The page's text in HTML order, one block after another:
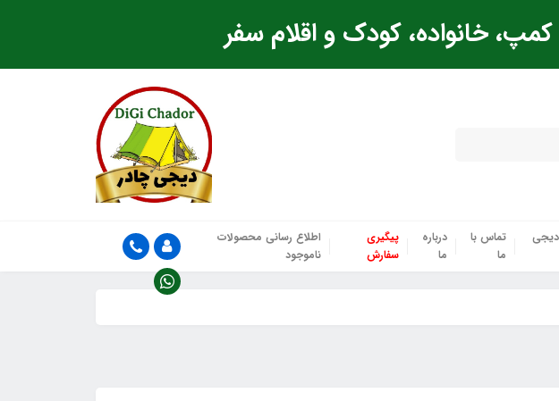
خانواده، کودک و اقلام سفر
دیجی
تماس با
ما
درباره
ما
پیگیری
سفارش
اطلاع رسانی محصولات
ناموجود